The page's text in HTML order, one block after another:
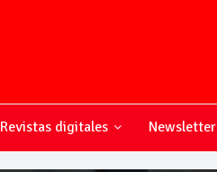
Revistas digitales Newsletter